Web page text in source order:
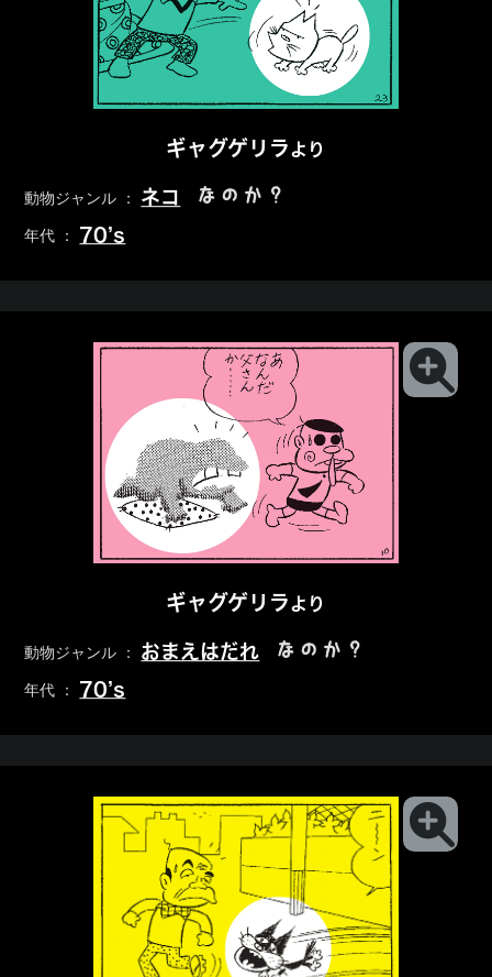
ギャグゲリラより
動物ジャンル ： ネコ なのか？
年代 ： 70’s
ギャグゲリラより
動物ジャンル ： おまえはだれ なのか？
年代 ： 70’s